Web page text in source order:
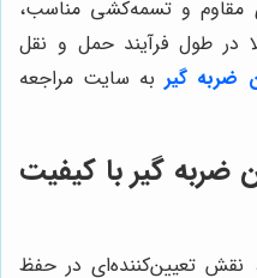
مقاوم و تسمه‌کشی مناسب،
در طول فرآیند حمل و نقل
ضربه گیربه سایت مراجعه
ضربه گیر با کیفیت
نقش تعیین‌کننده‌ای در حفظ